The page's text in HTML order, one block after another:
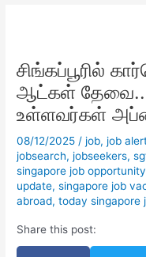
சிங்கப்பூரில்
ஆட்கள்
உள்ளவர்கள்
08/12/2025/job,job
jobsearch,jobseekers,
singapore job opportunity
update,singapore job
abroad,today singapore
Share this post: